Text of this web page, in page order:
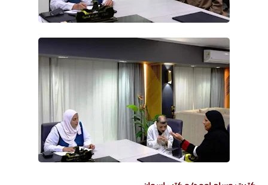
حوادث وقضايا
خدمات
الصحه والجمال
فن المطبخ
مقالات